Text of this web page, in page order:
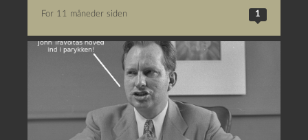
For 11 måneder siden 1